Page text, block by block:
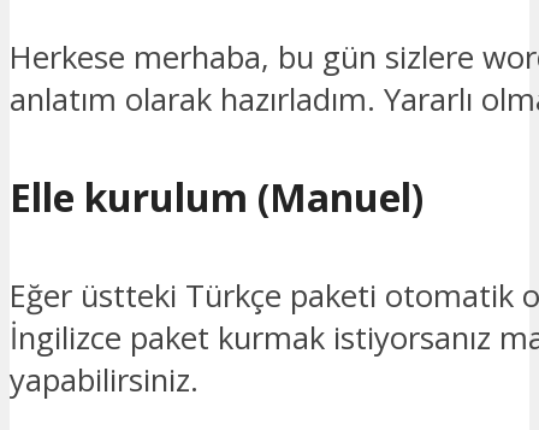
Herkese merhaba, bu gün sizlere
anlatım olarak hazırladım. Yararlı
Elle kurulum (Manuel)
Eğer üstteki Türkçe paketi otomatik
İngilizce paket kurmak istiyorsanız
yapabilirsiniz.